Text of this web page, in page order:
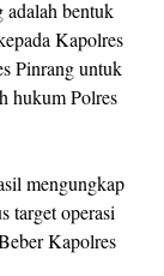
adalah bentuk
Kapolres
Pinrang untuk
hukum Polres
mengungkap
target operasi
Kapolres